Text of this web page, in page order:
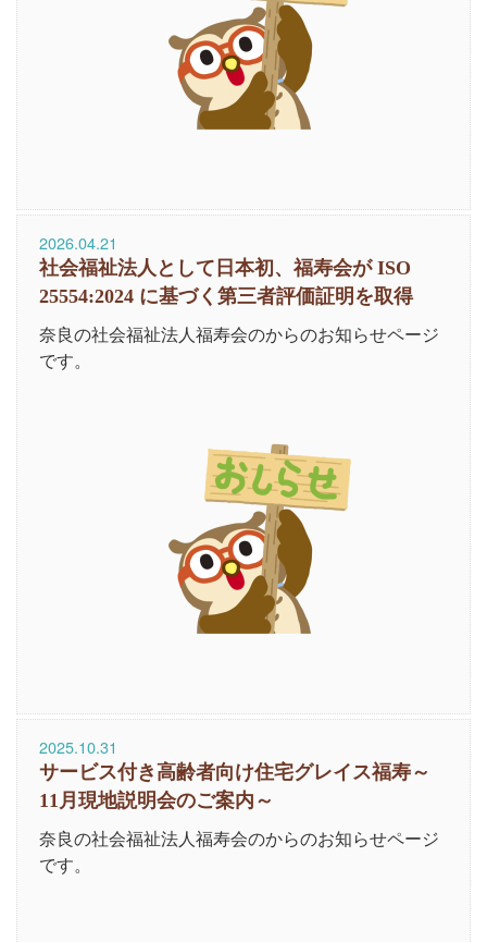
2026.04.21
社会福祉法人として日本初、福寿会が ISO
25554:2024 に基づく第三者評価証明を取得
奈良の社会福祉法人福寿会のからのお知らせページ
です。
2025.10.31
サービス付き高齢者向け住宅グレイス福寿～
11月現地説明会のご案内～
奈良の社会福祉法人福寿会のからのお知らせページ
です。